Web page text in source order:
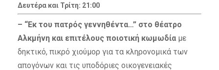
Δευτέρα και Τρίτη: 21:00
– “Εκ του πατρός γεννηθέντα…” στο θέατρο
Αλκμήνη και επιτέλους ποιοτική κωμωδίαμε
δηκτικό, πικρό χιούμορ για τα κληρονομικά των
απογόνων και τις υποδόριες οικογενειακές